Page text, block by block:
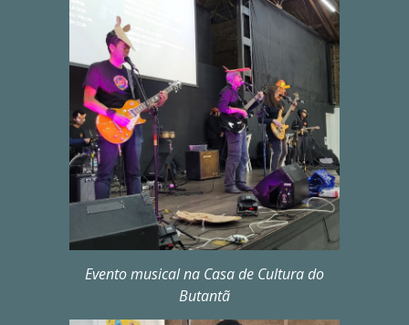
Evento musical na Casa de Cultura do
Butantã